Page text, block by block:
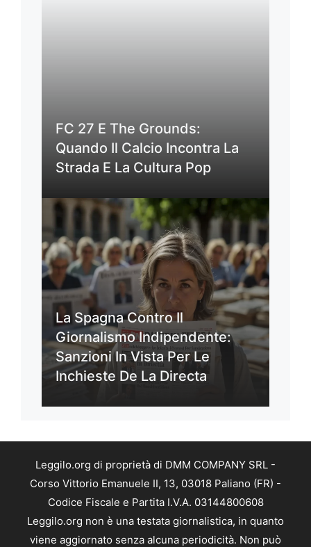
FC 27 E The Grounds:
Quando Il Calcio Incontra La
Strada E La Cultura Pop
La Spagna Contro Il
Giornalismo Indipendente:
Sanzioni In Vista Per Le
Inchieste De La Directa
Leggilo.org di proprietà di DMM COMPANY SRL -
Corso Vittorio Emanuele II, 13, 03018 Paliano (FR) -
Codice Fiscale e Partita I.V.A. 03144800608
Leggilo.org non è una testata giornalistica, in quanto
viene aggiornato senza alcuna periodicità. Non può